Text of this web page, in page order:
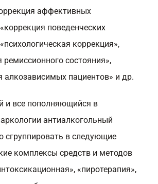
аффективных
поведенческих
коррекция»,
ремиссионного состояния»,
алкозависимых пациентов» и др.
и все пополняющийся в
антиалкогольный
сгруппировать в следующие
комплексы средств и методов
«пиротерапия»,